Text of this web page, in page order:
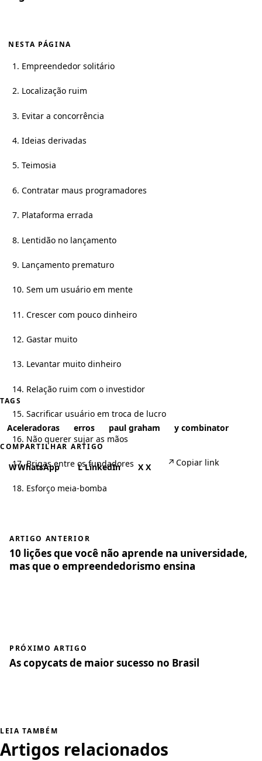
NESTA PÁGINA
1. Empreendedor solitário
2. Localização ruim
3. Evitar a concorrência
4. Ideias derivadas
5. Teimosia
6. Contratar maus programadores
7. Plataforma errada
8. Lentidão no lançamento
9. Lançamento prematuro
10. Sem um usuário em mente
11. Crescer com pouco dinheiro
12. Gastar muito
13. Levantar muito dinheiro
14. Relação ruim com o investidor
15. Sacrificar usuário em troca de lucro
16. Não querer sujar as mãos
17. Brigas entre os fundadores
18. Esforço meia-bomba
TAGS
Aceleradoras erros paul graham y combinator
COMPARTILHAR ARTIGO
WWhatsApp L LinkedIn X X ↗ Copiar link
ARTIGO ANTERIOR
10 lições que você não aprende na universidade,
mas que o empreendedorismo ensina
PRÓXIMO ARTIGO
As copycats de maior sucesso no Brasil
LEIA TAMBÉM
Artigos relacionados